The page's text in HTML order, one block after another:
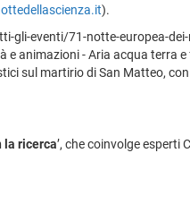
).
gli-eventi/71-notte-europea-
animazioni - Aria acqua terra
sul martirio di San Matteo,
la ricerca’, che coinvolge esperti